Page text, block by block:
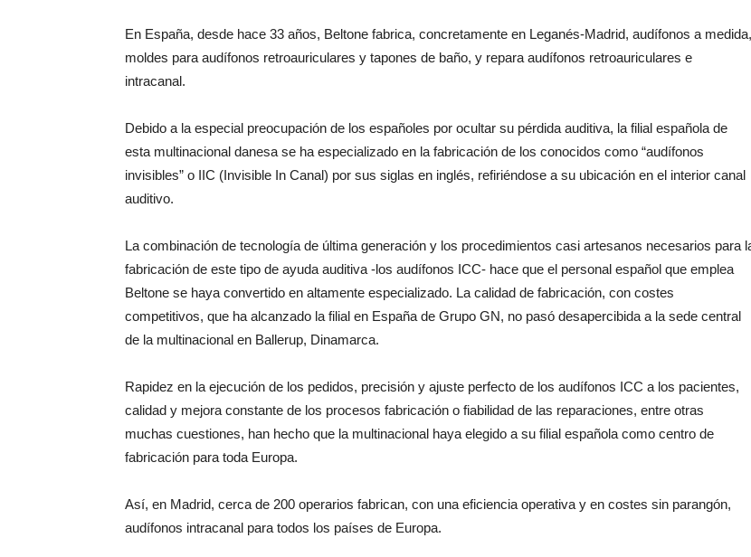
En España, desde hace 33 años, Beltone fabrica, concretamente en Leganés-Madrid, audífonos a medida,
moldes para audífonos retroauriculares y tapones de baño, y repara audífonos retroauriculares e
intracanal.
Debido a la especial preocupación de los españoles por ocultar su pérdida auditiva, la filial española de
esta multinacional danesa se ha especializado en la fabricación de los conocidos como “audífonos
invisibles” o IIC (Invisible In Canal) por sus siglas en inglés, refiriéndose a su ubicación en el interior canal
auditivo.
La combinación de tecnología de última generación y los procedimientos casi artesanos necesarios para
fabricación de este tipo de ayuda auditiva -los audífonos ICC- hace que el personal español que emplea
Beltone se haya convertido en altamente especializado. La calidad de fabricación, con costes
competitivos, que ha alcanzado la filial en España de Grupo GN, no pasó desapercibida a la sede central
de la multinacional en Ballerup, Dinamarca.
Rapidez en la ejecución de los pedidos, precisión y ajuste perfecto de los audífonos ICC a los pacientes,
calidad y mejora constante de los procesos fabricación o fiabilidad de las reparaciones, entre otras
muchas cuestiones, han hecho que la multinacional haya elegido a su filial española como centro de
fabricación para toda Europa.
Así, en Madrid, cerca de 200 operarios fabrican, con una eficiencia operativa y en costes sin parangón,
audífonos intracanal para todos los países de Europa.